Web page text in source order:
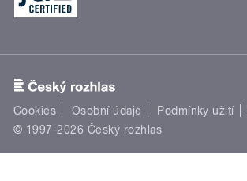
Cookies Osobní údaje Podmínky užití
© 1997-2026 Český rozhlas